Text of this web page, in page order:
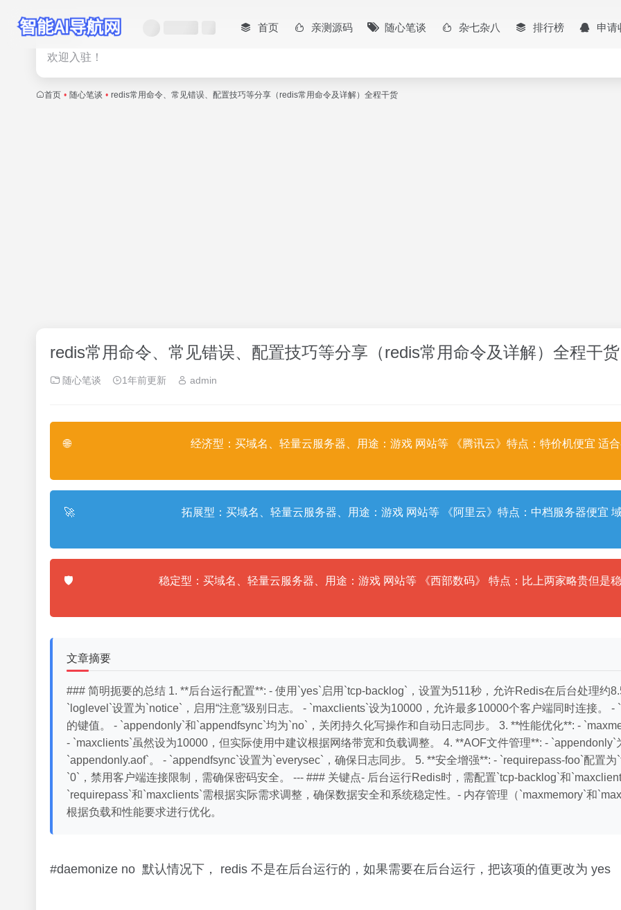
首页 亲测源码 随心笔谈 杂七杂八 排行榜 申请
热门
欢迎入驻！
首页 • 随心笔谈 • redis常用命令、常见错误、配置技巧等分享（redis常用命令及详解）全程干货
redis常用命令、常见错误、配置技巧等分享（redis常用命令及详解）全程干货
随心笔谈 1年前更新 admin
🌐 经济型：买域名、轻量云服务器、用途：游戏 网站等 《腾讯云》特点：特价机便宜 适
🚀 拓展型：买域名、轻量云服务器、用途：游戏 网站等 《阿里云》特点：中档服务器便宜
🛡️ 稳定型：买域名、轻量云服务器、用途：游戏 网站等 《西部数码》 特点：比上两家略贵但是
文章摘要
### 简明扼要的总结 1. **后台运行配置**: - 使用`yes`启用`tcp-backlog`，设置为511秒，允许Redis在后台处理约
`loglevel`设置为`notice`，启用“注意”级别日志。 - `maxclients`设为10000，允许最多10000个客户端同时连接。
的键值。 - `appendonly`和`appendfsync`均为`no`，关闭持久化写操作和自动日志同步。 3. **性能优化**: -
- `maxclients`虽然设为10000，但实际使用中建议根据网络带宽和负载调整。 4. **AOF文件管理**: -
`appendonly.aof`。 - `appendfsync`设置为`everysec`，确保日志同步。 5. **安全增强**: - `requirepass-foo`配置
`0`，禁用客户端连接限制，需确保密码安全。 --- ### 关键点- 后台运行Redis时，需配置`tcp-backlog`和
`requirepass`和`maxclients`需根据实际需求调整，确保数据安全和系统稳定性。- 内存管理（`maxmemory`和
根据负载和性能要求进行优化。
#daemonize no 默认情况下， redis 不是在后台运行的，如果需要在后台运行，把该项的值更改为 yes